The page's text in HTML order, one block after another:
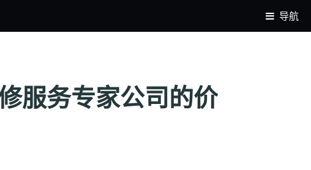
导航
服务专家公司的价